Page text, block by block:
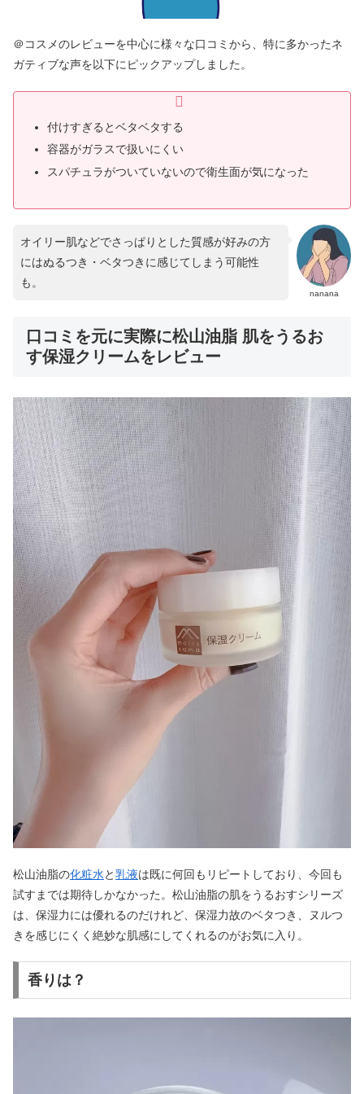
＠コスメのレビューを中心に様々な口コミから、特に多かったネ
ガティブな声を以下にピックアップしました。
付けすぎるとベタベタする
容器がガラスで扱いにくい
スパチュラがついていないので衛生面が気になった
nanana
オイリー肌などでさっぱりとした質感が好みの方
にはぬるつき・ベタつきに感じてしまう可能性
も。
口コミを元に実際に松山油脂 肌をうるお
す保湿クリームをレビュー
松山油脂の化粧水と乳液は既に何回もリピートしており、今回も
試すまでは期待しかなかった。松山油脂の肌をうるおすシリーズ
は、保湿力には優れるのだけれど、保湿力故のベタつき、ヌルつ
きを感じにくく絶妙な肌感にしてくれるのがお気に入り。
香りは？